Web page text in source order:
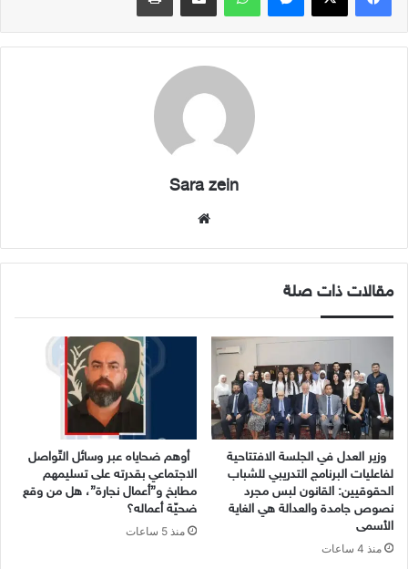
Sara zein
مقالات ذات صلة
وزير العدل في الجلسة الافتتاحية
لفاعليات البرنامج التدريبي للشباب
الحقوقيين: القانون لبس مجرد
نصوص جامدة والعدالة هي الغاية
الأسمى
منذ 4 ساعات
أوهم ضحاياه عبر وسائل التّواصل
الاجتماعي بقدرته على تسليمهم
مطابخ و”أعمال نجارة”، هل من وقع
ضحيّة أعماله؟
منذ 5 ساعات